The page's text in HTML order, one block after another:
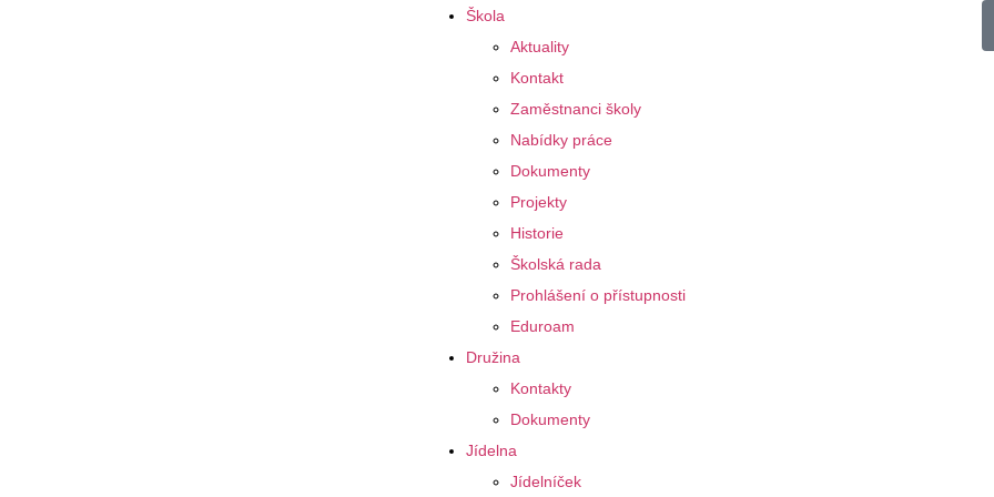
Škola
Aktuality
Kontakt
Zaměstnanci školy
Nabídky práce
Dokumenty
Projekty
Historie
Školská rada
Prohlášení o přístupnosti
Eduroam
Družina
Kontakty
Dokumenty
Jídelna
Jídelníček